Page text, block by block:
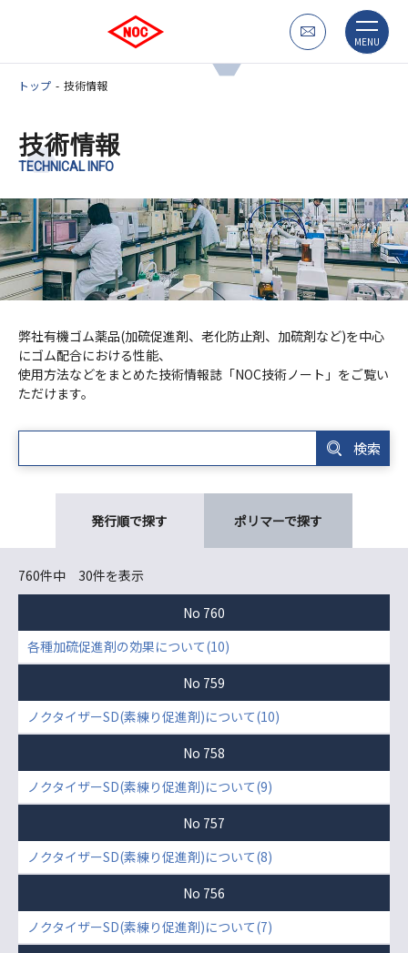
MENU
トップ 技術情報
技術情報
TECHNICAL INFO
弊社有機ゴム薬品(加硫促進剤、老化防止剤、加硫剤など)を中心
にゴム配合における性能、
使用方法などをまとめた技術情報誌「NOC技術ノート」をご覧い
ただけます。
発行順で探す ポリマーで探す
760件中 30件を表示
No 760
各種加硫促進剤の効果について(10)
No 759
ノクタイザーSD(素練り促進剤)について(10)
No 758
ノクタイザーSD(素練り促進剤)について(9)
No 757
ノクタイザーSD(素練り促進剤)について(8)
No 756
ノクタイザーSD(素練り促進剤)について(7)